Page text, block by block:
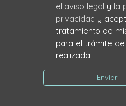
el aviso legal y la
privacidad y
tratamiento de
para el trámite de
realizada.
Enviar